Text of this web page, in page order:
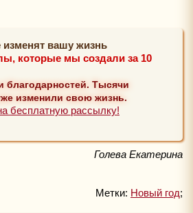
вашу жизнь
которые мы создали за 10
благодарностей. Тысячи
изменили свою жизнь.
бесплатную рассылку!
Голева Екатерина
Метки: Новый год;